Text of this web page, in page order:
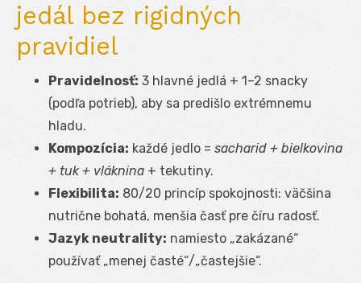
jedál bez rigidných
pravidiel
Pravidelnosť: 3 hlavné jedlá + 1–2 snacky
(podľa potrieb), aby sa predišlo extrémnemu
hladu.
Kompozícia: každé jedlo = sacharid + bielkovina
+ tuk + vláknina + tekutiny.
Flexibilita: 80/20 princíp spokojnosti: väčšina
nutrične bohatá, menšia časť pre číru radosť.
Jazyk neutrality: namiesto „zakázané“
používať „menej časté“/„častejšie“.